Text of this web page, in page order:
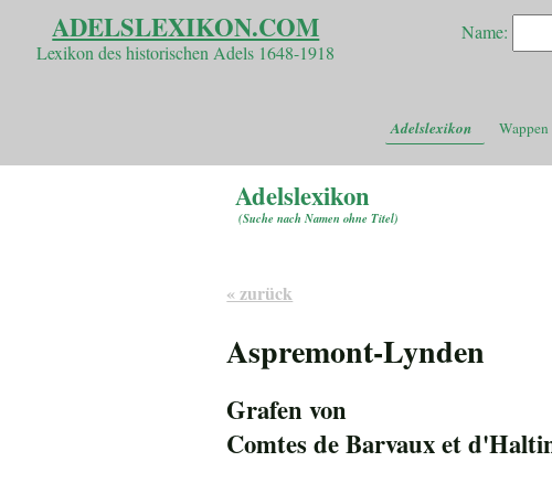
ADELSLEXIKON.COM
Lexikon des historischen Adels 1648-1918
Name:
Adelslexikon Wappen
Adelslexikon
(Suche nach Namen ohne Titel)
« zurück
Aspremont-Lynden
Grafen von
Comtes de Barvaux et